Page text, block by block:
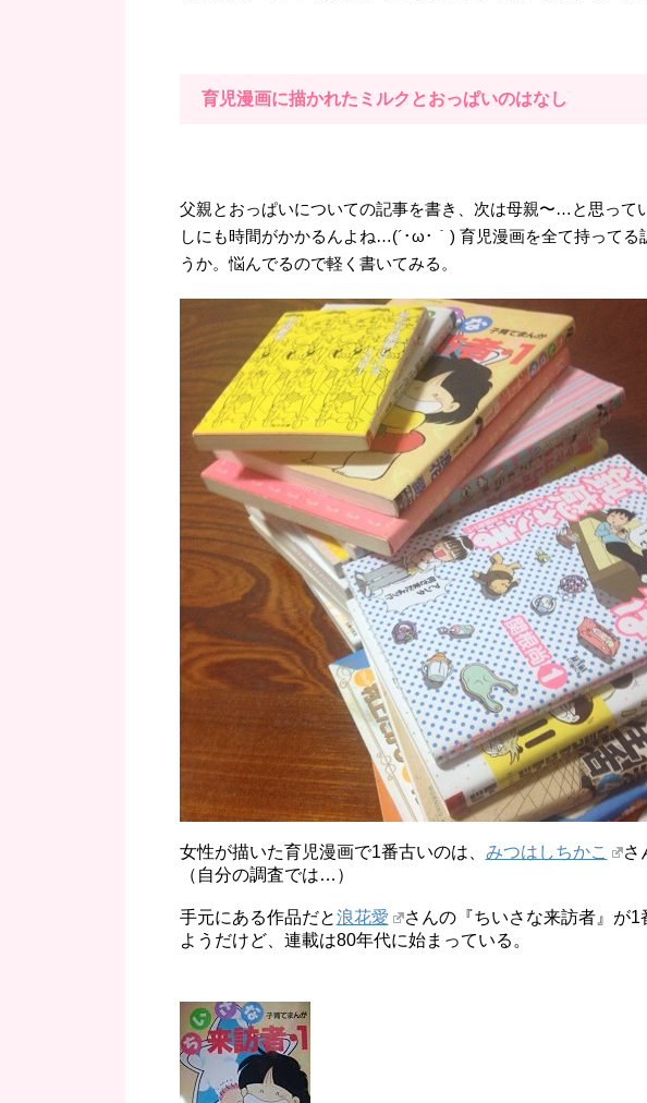
育児漫画に描かれたミルクとおっぱいのはなし
父親とおっぱいについての記事を書き、次は母親〜…と思って
しにも時間がかかるんよね…(´･ω･｀) 育児漫画を全て持ってる
うか。悩んでるので軽く書いてみる。
女性が描いた育児漫画で1番古いのは、 みつはしちかこ
さ
（自分の調査では…）
手元にある作品だと浪花愛
さんの『ちいさな来訪者』が
ようだけど、連載は80年代に始まっている。